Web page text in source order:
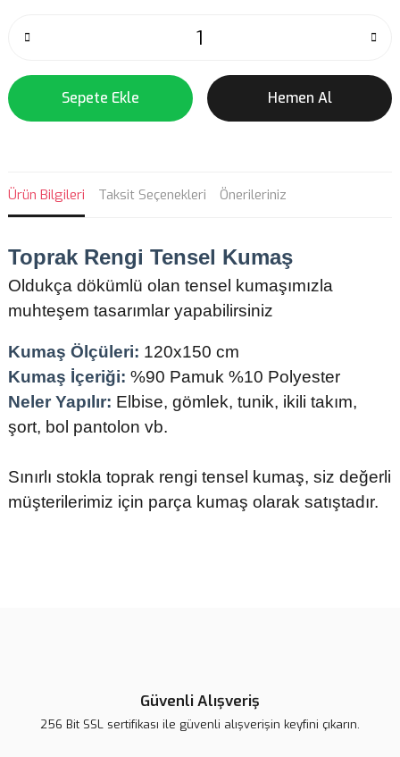
Sepete Ekle Hemen Al
Ürün Bilgileri Taksit Seçenekleri Önerileriniz
Toprak Rengi Tensel Kumaş
Oldukça dökümlü olan tensel kumaşımızla
muhteşem tasarımlar yapabilirsiniz
Kumaş Ölçüleri: 120x150 cm
Kumaş İçeriği: %90 Pamuk %10 Polyester
Neler Yapılır: Elbise, gömlek, tunik, ikili takım,
şort, bol pantolon vb.
Sınırlı stokla toprak rengi tensel kumaş, siz değerli
müşterilerimiz için parça kumaş olarak satıştadır.
Güvenli Alışveriş
256 Bit SSL sertifikası ile güvenli alışverişin keyfini çıkarın.